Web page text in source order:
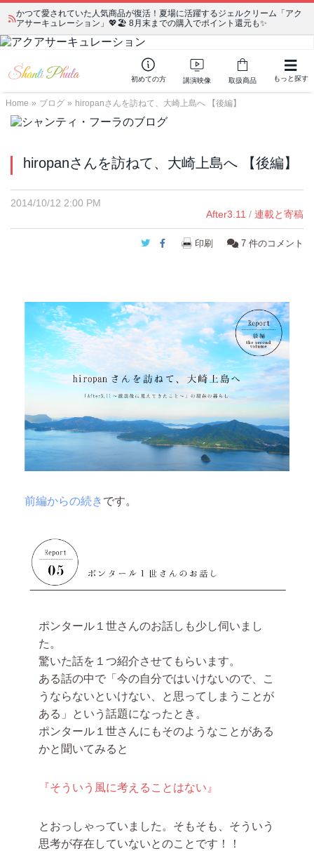
かつて愛されていた人気商品が復活！夏場に活躍するジェルクリーム「アク
アサーキュレーション」💖🏖️ 8月末までの購入でポイント還元も✨
初めての方 講演映像 取扱商品 もっと探す
Home » ブログ » hiropanさんを訪ねて、大崎上島へ 【後編】
hiropanさんを訪ねて、大崎上島へ 【後編】
2014/10/12 2:00 PM
After3.11 / 連載と寄稿
Twitter
Facebook
印刷 7 件のコメント
前編からの続き です。
ポンタール１世さんのお話しも少し伺いまし
た。
驚いた話を１つ紹介させてもらいます。
ある話の中で「今の自分ではいけないので、こ
うならないといけない、と思ってしまうことが
ある」という話題になったとき。
ポンタール１世さんにもそのようなことがある
かと聞いてみると
『そういう風に考えることはない』
とおっしゃっていました。そもそも、そういう
思考が存在していないとのことです！！